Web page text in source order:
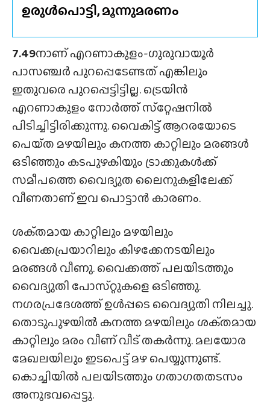
ഉരുൾപൊട്ടി, മൂന്നുമരണം
7.49നാണ് എറണാകുളം-ഗുരുവായൂർ
പാസഞ്ചർ പുറപ്പെടേണ്ടത് എങ്കിലും
ഇതുവരെ പുറപ്പെട്ടിട്ടില്ല. ട്രെയിൻ
എറണാകുളം നോർത്ത് സ്‌റ്റേഷനിൽ
പിടിച്ചിട്ടിരിക്കുന്നു. വൈകിട്ട് ആറരയോടെ
പെയ്‌ത മഴയിലും കനത്ത കാറ്റിലും മരങ്ങൾ
ഒടിഞ്ഞും കടപുഴകിയും ട്രാക്കുകൾക്ക്
സമീപത്തെ വൈദ്യുത ലൈനുകളിലേക്ക്
വീണതാണ് ഇവ പൊട്ടാൻ കാരണം.
ശക്‌തമായ കാറ്റിലും മഴയിലും
വൈക്കപ്രയാറിലും കിഴക്കേനടയിലും
മരങ്ങൾ വീണു. വൈക്കത്ത് പലയിടത്തും
വൈദ്യുതി പോസ്‌റ്റുകളെ ഒടിഞ്ഞു.
നഗരപ്രദേശത്ത് ഉൾപ്പടെ വൈദ്യുതി നിലച്ചു.
തൊടുപുഴയിൽ കനത്ത മഴയിലും ശക്‌തമായ
കാറ്റിലും മരം വീണ് വീട് തകർന്നു. മലയോര
മേഖലയിലും ഇടപെട്ട് മഴ പെയ്യുന്നുണ്ട്.
കൊച്ചിയിൽ പലയിടത്തും ഗതാഗതതടസം
അനുഭവപ്പെട്ടു.